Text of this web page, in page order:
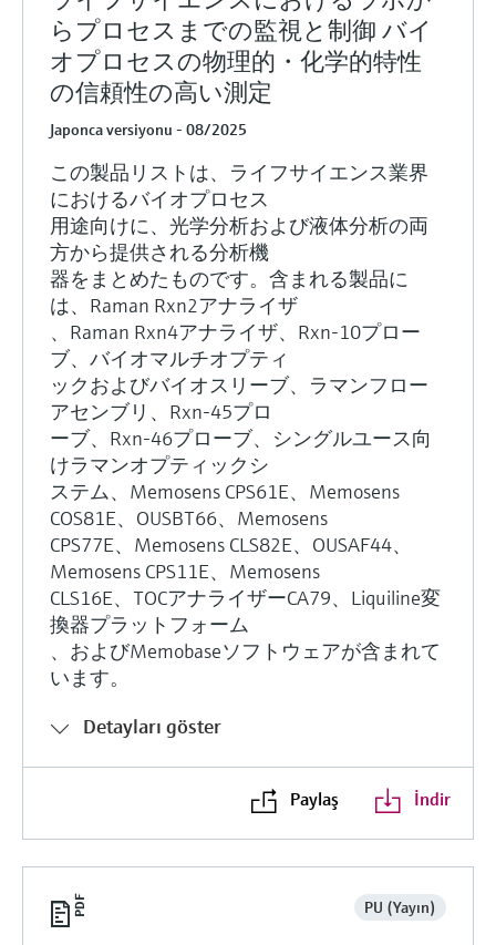
らプロセスまでの監視と制御 バイ
オプロセスの物理的・化学的特性
の信頼性の高い測定
Japonca versiyonu - 08/2025
この製品リストは、ライフサイエンス業界
におけるバイオプロセス
用途向けに、光学分析および液体分析の両
方から提供される分析機
器をまとめたものです。含まれる製品に
は、Raman Rxn2アナライザ
、Raman Rxn4アナライザ、Rxn-10プロー
ブ、バイオマルチオプティ
ックおよびバイオスリーブ、ラマンフロー
アセンブリ、Rxn-45プロ
ーブ、Rxn-46プローブ、シングルユース向
けラマンオプティックシ
ステム、Memosens CPS61E、Memosens
COS81E、OUSBT66、Memosens
CPS77E、Memosens CLS82E、OUSAF44、
Memosens CPS11E、Memosens
CLS16E、TOCアナライザーCA79、Liquiline変
換器プラットフォーム
、およびMemobaseソフトウェアが含まれて
います。
Detayları göster
Paylaş İndir
PU (Yayın)